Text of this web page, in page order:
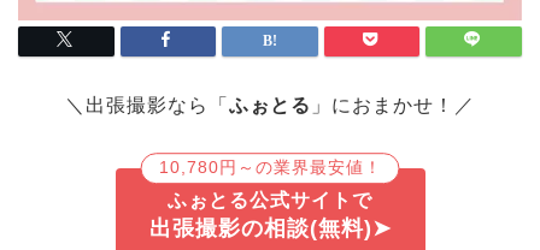
＼出張撮影なら「 ふぉとる 」におまかせ！／
10,780円～の業界最安値！
ふぉとる公式サイトで
出張撮影の相談(無料)➤